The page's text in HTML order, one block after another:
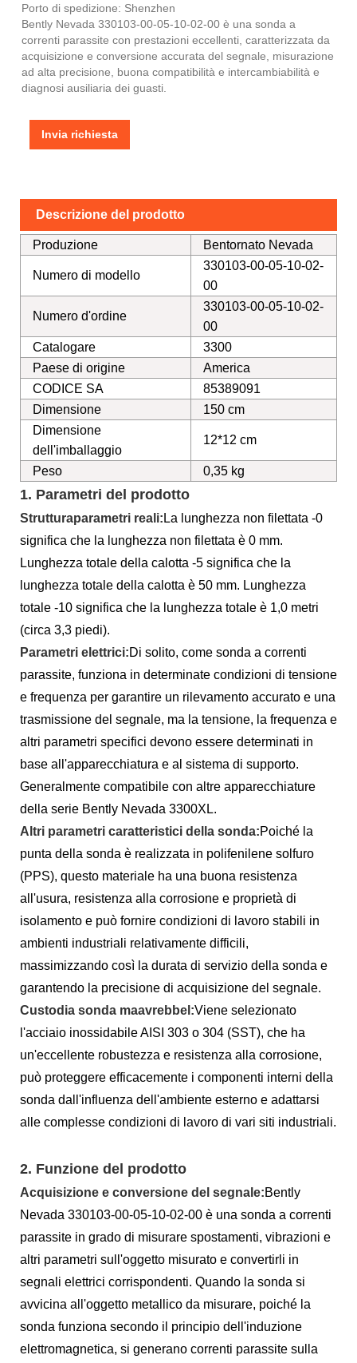
Porto di spedizione: Shenzhen
Bently Nevada 330103-00-05-10-02-00 è una sonda a
correnti parassite con prestazioni eccellenti, caratterizzata da
acquisizione e conversione accurata del segnale, misurazione
ad alta precisione, buona compatibilità e intercambiabilità e
diagnosi ausiliaria dei guasti.
Invia richiesta
Descrizione del prodotto
Produzione Bentornato Nevada
Numero di modello
330103-00-05-10-02-
00
Numero d'ordine
330103-00-05-10-02-
00
Catalogare
3300
Paese di origine
America
CODICE SA
85389091
Dimensione
150 cm
Dimensione
dell'imballaggio
12*12 cm
Peso 0,35 kg
1. Parametri del prodotto
Strutturaparametri reali: La lunghezza non filettata -0
significa che la lunghezza non filettata è 0 mm.
Lunghezza totale della calotta -5 significa che la
lunghezza totale della calotta è 50 mm. Lunghezza
totale -10 significa che la lunghezza totale è 1,0 metri
(circa 3,3 piedi).
Parametri elettrici:Di solito, come sonda a correnti
parassite, funziona in determinate condizioni di tensione
e frequenza per garantire un rilevamento accurato e una
trasmissione del segnale, ma la tensione, la frequenza e
altri parametri specifici devono essere determinati in
base all'apparecchiatura e al sistema di supporto.
Generalmente compatibile con altre apparecchiature
della serie Bently Nevada 3300XL.
Altri parametri caratteristici della sonda:Poiché la
punta della sonda è realizzata in polifenilene solfuro
(PPS), questo materiale ha una buona resistenza
all'usura, resistenza alla corrosione e proprietà di
isolamento e può fornire condizioni di lavoro stabili in
ambienti industriali relativamente difficili,
massimizzando così la durata di servizio della sonda e
garantendo la precisione di acquisizione del segnale.
Custodia sonda maavrebbe :Viene selezionato
l'acciaio inossidabile AISI 303 o 304 (SST), che ha
un'eccellente robustezza e resistenza alla corrosione,
può proteggere efficacemente i componenti interni della
sonda dall'influenza dell'ambiente esterno e adattarsi
alle complesse condizioni di lavoro di vari siti industriali.
2. Funzione del prodotto
Acquisizione e conversione del segnale:Bently
Nevada 330103-00-05-10-02-00 è una sonda a correnti
parassite in grado di misurare spostamenti, vibrazioni e
altri parametri sull'oggetto misurato e convertirli in
segnali elettrici corrispondenti. Quando la sonda si
avvicina all'oggetto metallico da misurare, poiché la
sonda funziona secondo il principio dell'induzione
elettromagnetica, si generano correnti parassite sulla